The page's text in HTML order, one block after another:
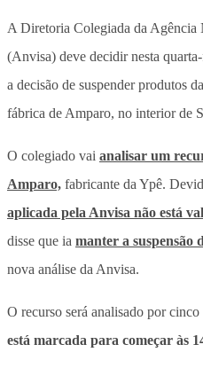
A Diretoria Colegiada da
(Anvisa) deve decidir nesta
a decisão de suspender produtos
fábrica de Amparo, no interior de
O colegiado vai analisar um
Amparo, fabricante da Ypê.
aplicada pela Anvisa não está
disse que ia manter a suspensão
nova análise da Anvisa.
O recurso será analisado por
está marcada para começar às